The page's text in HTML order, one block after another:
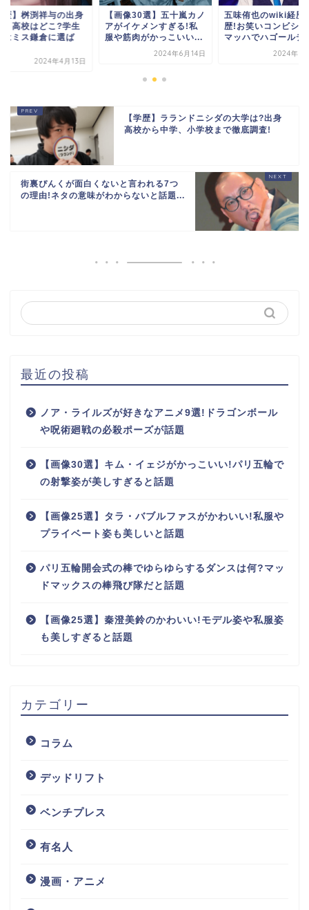
像30選】五十嵐カノ
イケメンすぎる!私
筋肉がかっこいい...
五味侑也のwiki経歴＆学
歴!お笑いコンビシュー
マッハでハゴールデ...
2024年7月17日
【学歴】桝渕祥与の
大学・高校はどこ?
時代はミス鎌倉に選
【学歴】ラランドニシダの大学は?出身
高校から中学、小学校まで徹底調査!
街裏ぴんくが面白くないと言われる7つ
の理由!ネタの意味がわからないと話題...
最近の投稿
ノア・ライルズが好きなアニメ9選!ドラゴンボール
や呪術廻戦の必殺ポーズが話題
【画像30選】キム・イェジがかっこいい!パリ五輪で
の射撃姿が美しすぎると話題
【画像25選】タラ・バブルファスがかわいい!私服や
プライベート姿も美しいと話題
パリ五輪開会式の棒でゆらゆらするダンスは何?マッ
ドマックスの棒飛び隊だと話題
【画像25選】秦澄美鈴のかわいい!モデル姿や私服姿
も美しすぎると話題
カテゴリー
コラム
デッドリフト
ベンチプレス
有名人
漫画・アニメ